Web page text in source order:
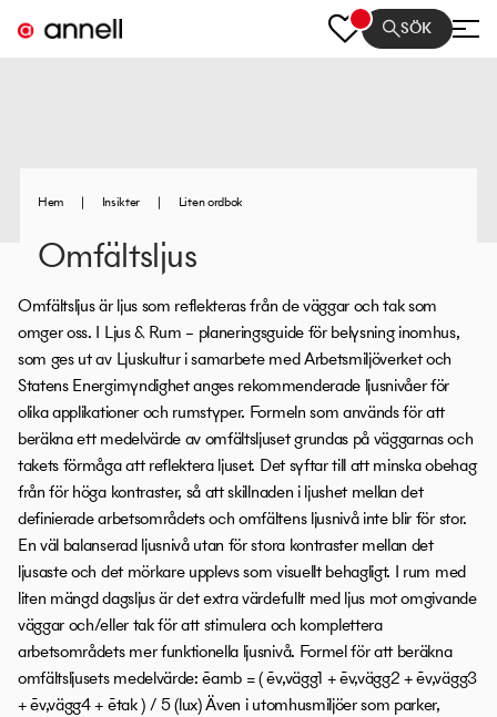
SÖK
Hem | Insikter | Liten ordbok
Omfältsljus
Omfältsljus är ljus som reflekteras från de väggar och tak som
omger oss. I Ljus & Rum – planeringsguide för belysning inomhus,
som ges ut av Ljuskultur i samarbete med Arbetsmiljöverket och
Statens Energimyndighet anges rekommenderade ljusnivåer för
olika applikationer och rumstyper. Formeln som används för att
beräkna ett medelvärde av omfältsljuset grundas på väggarnas och
takets förmåga att reflektera ljuset. Det syftar till att minska obehag
från för höga kontraster, så att skillnaden i ljushet mellan det
definierade arbetsområdets och omfältens ljusnivå inte blir för stor.
En väl balanserad ljusnivå utan för stora kontraster mellan det
ljusaste och det mörkare upplevs som visuellt behagligt. I rum med
liten mängd dagsljus är det extra värdefullt med ljus mot omgivande
väggar och/eller tak för att stimulera och komplettera
arbetsområdets mer funktionella ljusnivå. Formel för att beräkna
omfältsljusets medelvärde: ēamb = ( ēv,vägg1 + ēv,vägg2 + ēv,vägg3
+ ēv,vägg4 + ētak ) / 5 (lux) Även i utomhusmiljöer som parker,